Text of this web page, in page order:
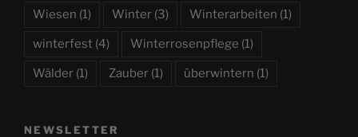
Wiesen (1) Winter (3) Winterarbeiten (1)
winterfest (4) Winterrosenpflege (1)
Wälder (1) Zauber (1) überwintern (1)
NEWSLETTER